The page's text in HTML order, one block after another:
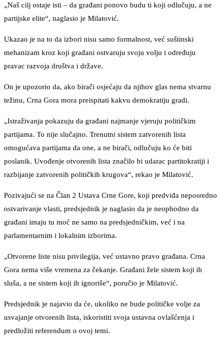
„Naš cilj ostaje isti – da građani ponovo budu ti koji odlučuju, a ne
partijske elite“, naglasio je Milatović.
Ukazao je na to da izbori nisu samo formalnost, već suštinski
mehanizam kroz koji građani ostvaruju svoju volju i određuju
pravac razvoja društva i države.
On je upozorio da, ako birači osjećaju da njihov glas nema stvarnu
težinu, Crna Gora mora preispitati kakvu demokratiju gradi.
„Istraživanja pokazuju da građani najmanje vjeruju političkim
partijama. To nije slučajno. Trenutni sistem zatvorenih lista
omogućava partijama da one, a ne birači, odlučuju ko će biti
poslanik. Uvođenje otvorenih lista značilo bi udarac partitokratiji i
razbijanje zatvorenih političkih krugova“, rekao je Milatović.
Pozivajući se na Član 2 Ustava Crne Gore, koji predviđa neposredno
ostvarivanje vlasti, predsjednik je naglasio da je neophodno da
građani imaju tu moć ne samo na predsjedničkim, već i na
parlamentarnim i lokalnim izborima.
„Otvorene liste nisu privilegija, već ustavno pravo građana. Crna
Gora nema više vremena za čekanje. Građani žele sistem koji ih
sluša, a ne sistem koji ih ignoriše“, poručio je Milatović.
Predsjednik je najavio da će, ukoliko ne bude političke volje za
usvajanje otvorenih lista, iskoristiti svoja ustavna ovlašćenja i
predložiti referendum o ovoj temi.